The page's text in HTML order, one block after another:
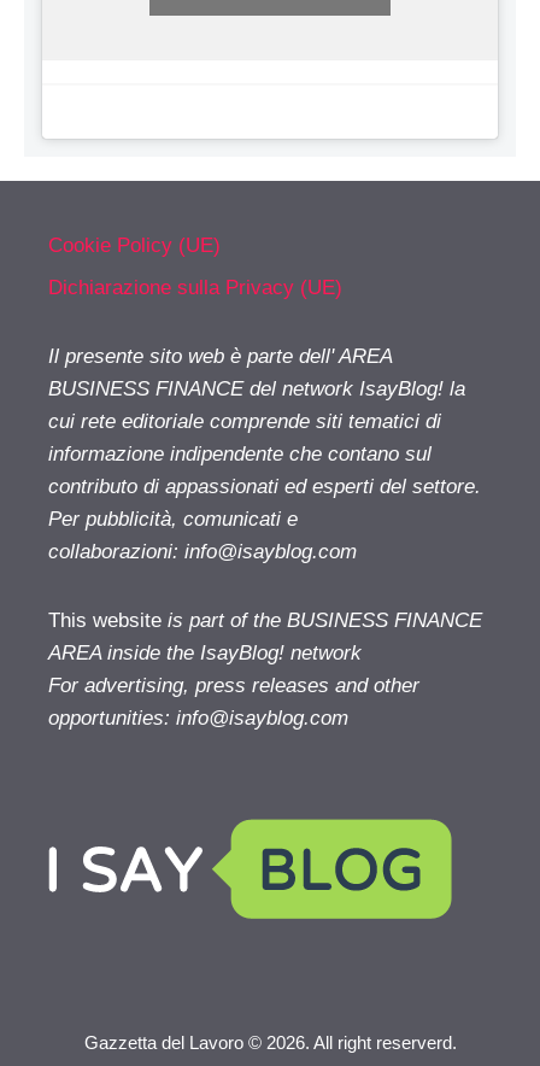
Cookie Policy (UE)
Dichiarazione sulla Privacy (UE)
Il presente sito web è parte dell' AREA
BUSINESS FINANCE del network IsayBlog! la
cui rete editoriale comprende siti tematici di
informazione indipendente che contano sul
contributo di appassionati ed esperti del settore.
Per pubblicità, comunicati e
collaborazioni: info@isayblog.com
This website is part of the BUSINESS FINANCE
AREA inside the IsayBlog! network
For advertising, press releases and other
opportunities: info@isayblog.com
Gazzetta del Lavoro © 2026. All right reserverd.